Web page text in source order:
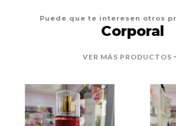
Puede que te interesen otros
Corporal
VER MÁS PRODUCTOS